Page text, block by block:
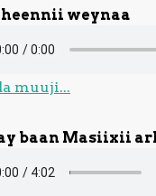
weynaa
muuji...
baan Masiixii